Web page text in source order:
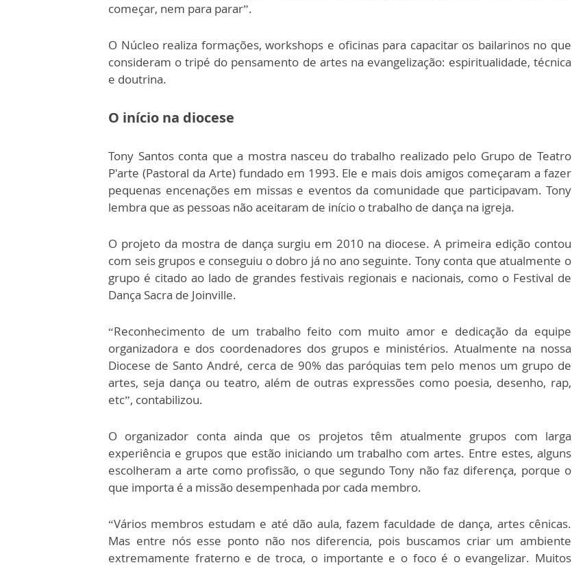
começar, nem para parar”.
O Núcleo realiza formações, workshops e oficinas para capacitar os bailarinos no que
consideram o tripé do pensamento de artes na evangelização: espiritualidade, técnica
e doutrina.
O início na diocese
Tony Santos conta que a mostra nasceu do trabalho realizado pelo Grupo de Teatro
P'arte (Pastoral da Arte) fundado em 1993. Ele e mais dois amigos começaram a fazer
pequenas encenações em missas e eventos da comunidade que participavam. Tony
lembra que as pessoas não aceitaram de início o trabalho de dança na igreja.
O projeto da mostra de dança surgiu em 2010 na diocese. A primeira edição contou
com seis grupos e conseguiu o dobro já no ano seguinte. Tony conta que atualmente o
grupo é citado ao lado de grandes festivais regionais e nacionais, como o Festival de
Dança Sacra de Joinville.
“Reconhecimento de um trabalho feito com muito amor e dedicação da equipe
organizadora e dos coordenadores dos grupos e ministérios. Atualmente na nossa
Diocese de Santo André, cerca de 90% das paróquias tem pelo menos um grupo de
artes, seja dança ou teatro, além de outras expressões como poesia, desenho, rap,
etc”, contabilizou.
O organizador conta ainda que os projetos têm atualmente grupos com larga
experiência e grupos que estão iniciando um trabalho com artes. Entre estes, alguns
escolheram a arte como profissão, o que segundo Tony não faz diferença, porque o
que importa é a missão desempenhada por cada membro.
“Vários membros estudam e até dão aula, fazem faculdade de dança, artes cênicas.
Mas entre nós esse ponto não nos diferencia, pois buscamos criar um ambiente
extremamente fraterno e de troca, o importante e o foco é o evangelizar. Muitos